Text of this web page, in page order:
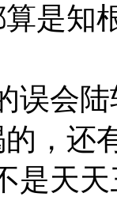
是知
误会
的，
是天